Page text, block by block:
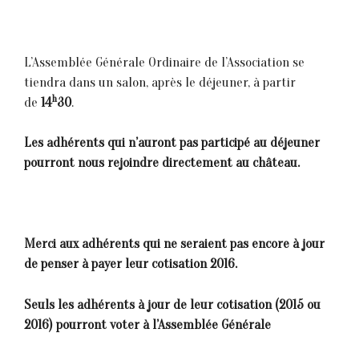
L’Assemblée Générale Ordinaire de l’Association se
tiendra dans un salon, après le déjeuner, à partir
de 14h30.
Les adhérents qui n’auront pas participé au déjeuner
pourront nous rejoindre directement au château.
Merci aux adhérents qui ne seraient pas encore à jour
de penser à payer leur cotisation 2016.
Seuls les adhérents à jour de leur cotisation (2015 ou
2016) pourront voter à l’Assemblée Générale